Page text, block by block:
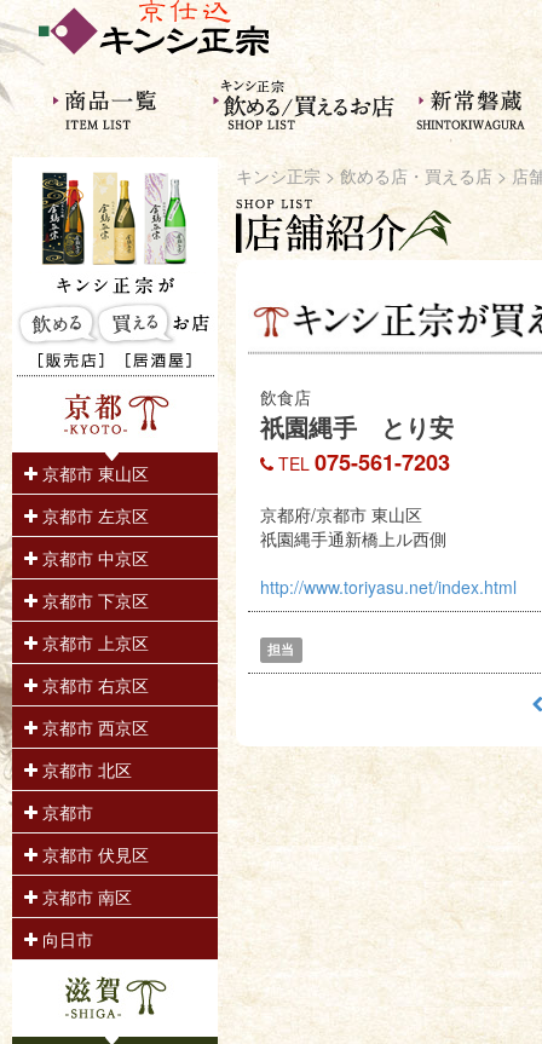
京都市 東山区
京都市 左京区
京都市 中京区
京都市 下京区
京都市 上京区
京都市 右京区
京都市 西京区
京都市 北区
京都市
京都市 伏見区
京都市 南区
向日市
キンシ正宗 > 飲める店・買える店 > 店
飲食店
祇園縄手 とり安
TEL 075-561-7203
京都府/京都市 東山区
祇園縄手通新橋上ル西側
http://www.toriyasu.net/index.html
担当